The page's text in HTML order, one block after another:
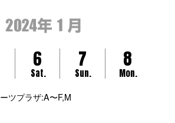
6
Sat.
7
Sun.
8
Mon.
ツプラザ:A〜F,M